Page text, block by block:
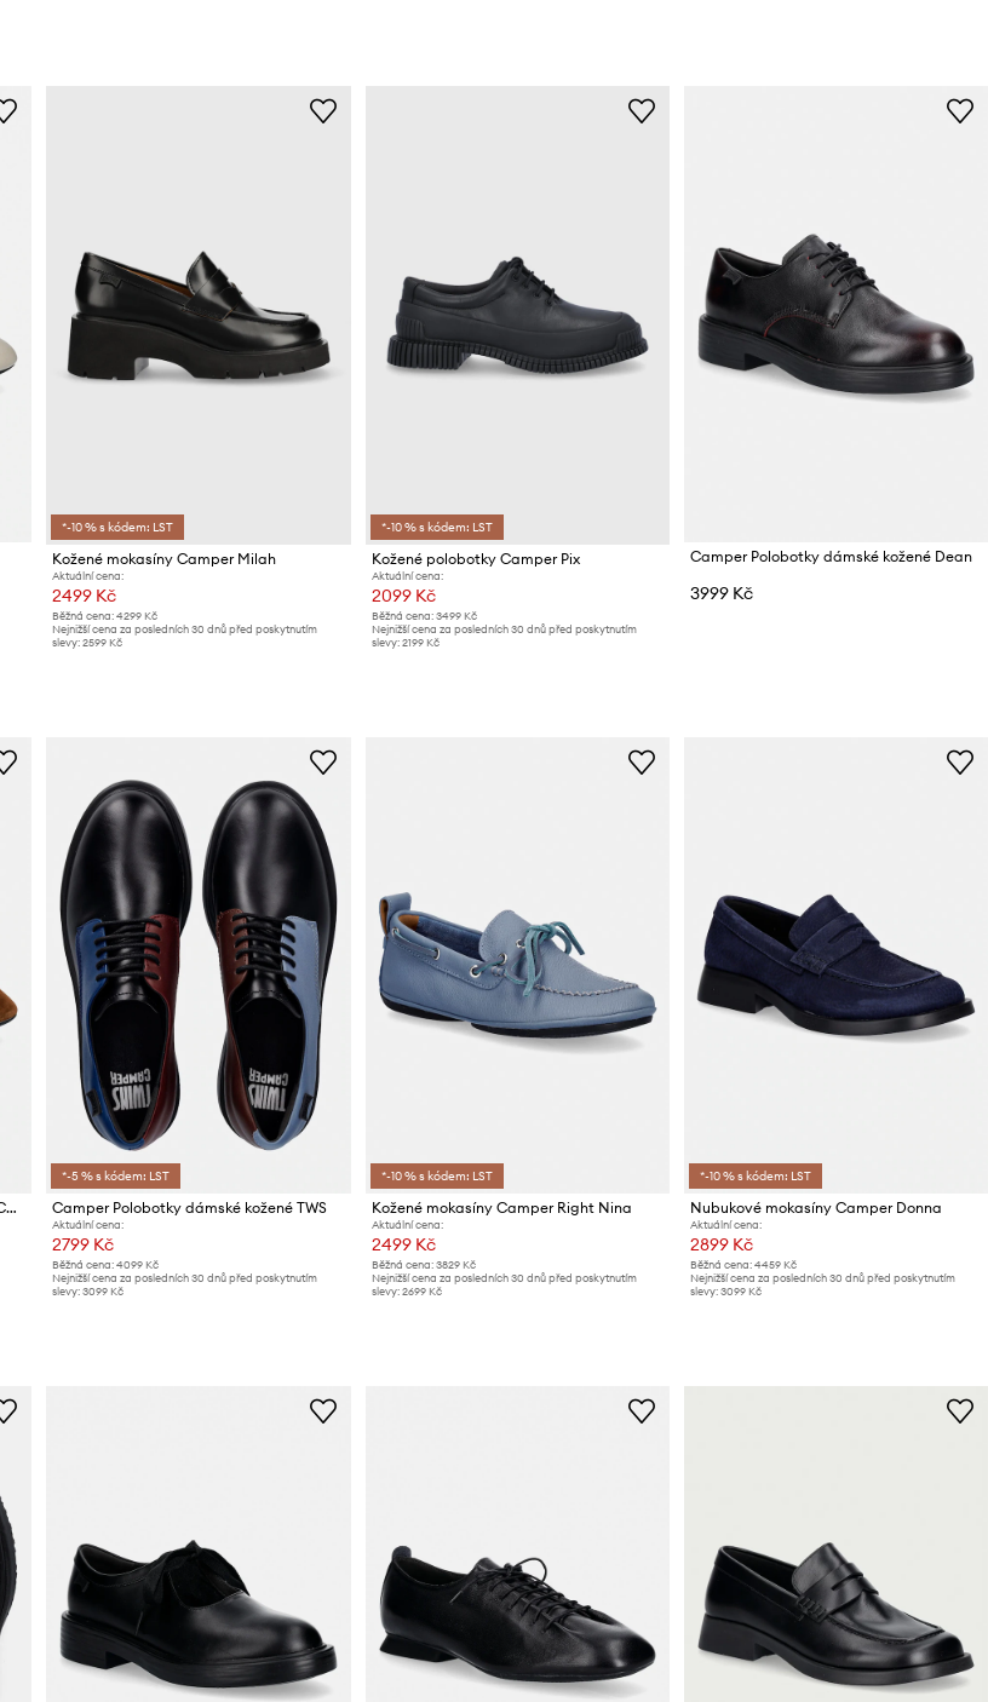
*-10 % s kódem: LST
Kožené mokasíny Camper Milah
Aktuální cena:
2499 Kč
Běžná cena: 4299 Kč
Nejnižší cena za posledních 30 dnů před poskytnutím
slevy: 2599 Kč
*-10 % s kódem: LST
Kožené polobotky Camper Pix
Aktuální cena:
2099 Kč
Běžná cena: 3499 Kč
Nejnižší cena za posledních 30 dnů před poskytnutím
slevy: 2199 Kč
Camper Polobotky dámské kožené Dean
3999 Kč
Camper Polobotky dámské semišové Casi Myra
*-5 % s kódem: LST
Camper Polobotky dámské kožené TWS
Aktuální cena:
2799 Kč
Běžná cena: 4099 Kč
Nejnižší cena za posledních 30 dnů před poskytnutím
slevy: 3099 Kč
*-10 % s kódem: LST
Kožené mokasíny Camper Right Nina
Aktuální cena:
2499 Kč
Běžná cena: 3829 Kč
Nejnižší cena za posledních 30 dnů před poskytnutím
slevy: 2699 Kč
*-10 % s kódem: LST
Nubukové mokasíny Camper Donna
Aktuální cena:
2899 Kč
Běžná cena: 4459 Kč
Nejnižší cena za posledních 30 dnů před poskytnutím
slevy: 3099 Kč